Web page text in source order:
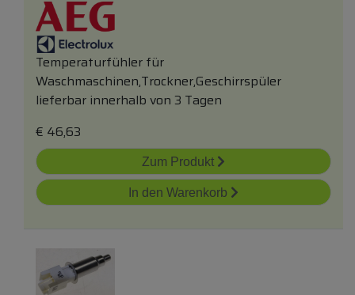
Temperaturfühler für
Waschmaschinen,Trockner,Geschirrspüler
lieferbar innerhalb von 3 Tagen
€ 46,63
Zum Produkt
In den Warenkorb